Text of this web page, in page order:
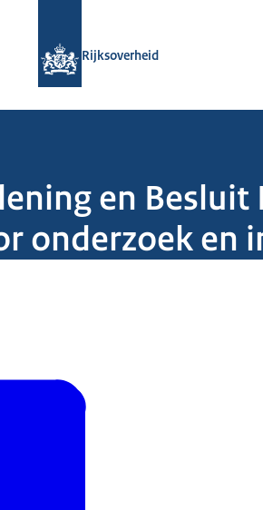
Rijksoverheid
en
onderzoek en